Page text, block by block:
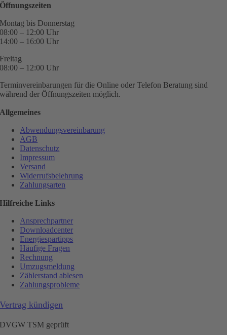
Öffnungszeiten
Montag bis Donnerstag
08:00 – 12:00 Uhr
14:00 – 16:00 Uhr
Freitag
08:00 – 12:00 Uhr
Terminvereinbarungen für die Online oder Telefon Beratung sind
während der Öffnungszeiten möglich.
Allgemeines
Abwendungsvereinbarung
AGB
Datenschutz
Impressum
Versand
Widerrufsbelehrung
Zahlungsarten
Hilfreiche Links
Ansprechpartner
Downloadcenter
Energiespartipps
Häufige Fragen
Rechnung
Umzugsmeldung
Zählerstand ablesen
Zahlungsprobleme
Vertrag kündigen
DVGW TSM geprüft